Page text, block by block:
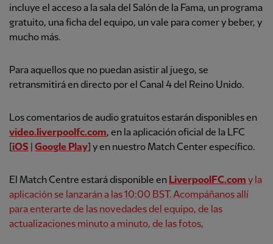
incluye el acceso a la sala del Salón de la Fama, un programa
gratuito, una ficha del equipo, un vale para comer y beber, y
mucho más.
Para aquellos que no puedan asistir al juego, se
retransmitirá en directo por el Canal 4 del Reino Unido.
Los comentarios de audio gratuitos estarán disponibles en
video.liverpoolfc.com, en la aplicación oficial de la LFC
iOS Google Play ] y en nuestro Match Center específico.
El Match Centre estará disponible en LiverpoolFC.com y la
aplicación se lanzarán a las 10:00 BST. Acompáñanos allí
para enterarte de las novedades del equipo, de las
actualizaciones minuto a minuto, de las fotos,